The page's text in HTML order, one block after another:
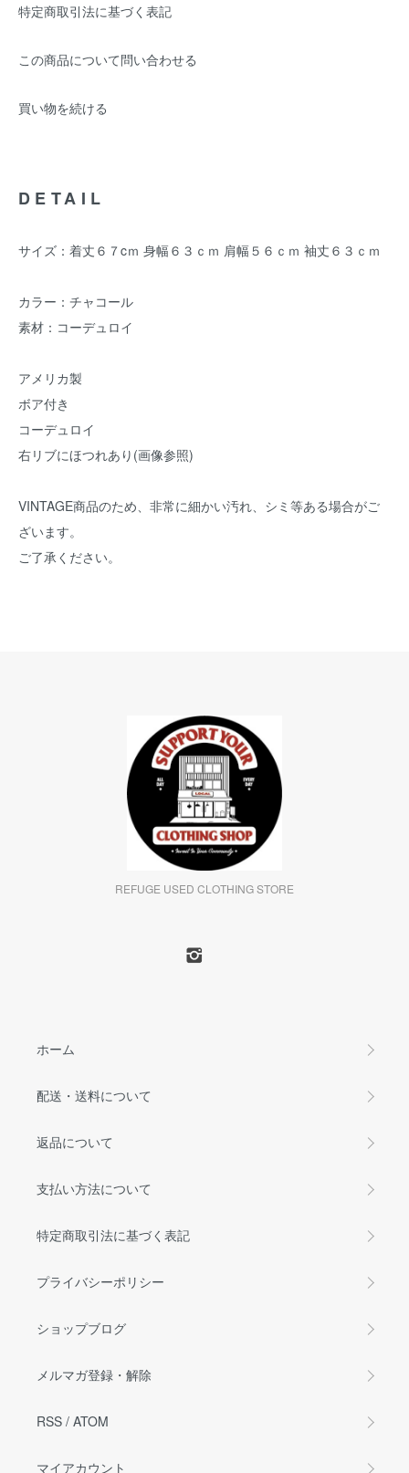
特定商取引法に基づく表記
この商品について問い合わせる
買い物を続ける
DETAIL
サイズ：着丈６７cｍ 身幅６３ｃｍ 肩幅５６ｃｍ 袖丈６３ｃｍ
カラー：チャコール
素材：コーデュロイ
アメリカ製
ボア付き
コーデュロイ
右リブにほつれあり(画像参照)
VINTAGE商品のため、非常に細かい汚れ、シミ等ある場合がご
ざいます。
ご了承ください。
REFUGE USED CLOTHING STORE
ホーム
配送・送料について
返品について
支払い方法について
特定商取引法に基づく表記
プライバシーポリシー
ショップブログ
メルマガ登録・解除
RSS / ATOM
マイアカウント